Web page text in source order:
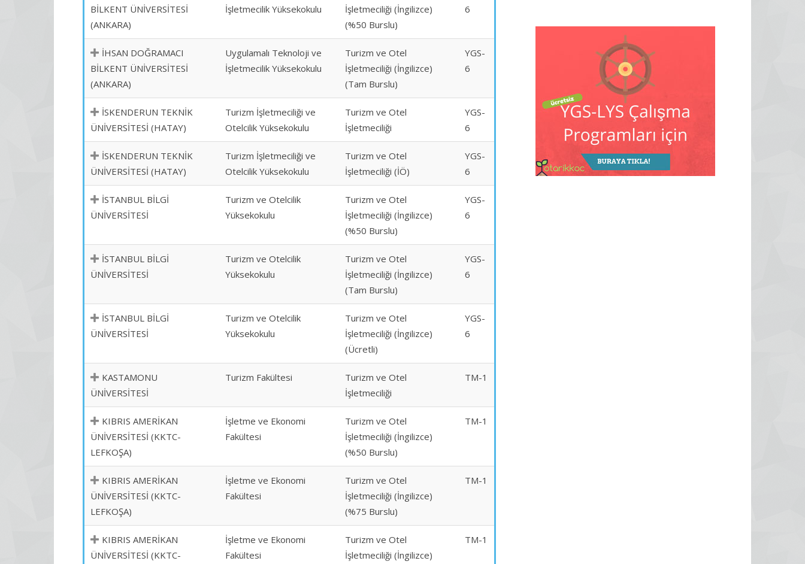
BİLKENT ÜNİVERSİTESİ
(ANKARA)
İşletmecilik Yüksekokulu
İşletmeciliği (İngilizce)
(%50 Burslu)
6
İHSAN DOĞRAMACI
BİLKENT ÜNİVERSİTESİ
(ANKARA)
Uygulamalı Teknoloji ve
İşletmecilik Yüksekokulu
Turizm ve Otel
İşletmeciliği (İngilizce)
(Tam Burslu)
YGS-
6
İSKENDERUN TEKNİK
ÜNİVERSİTESİ (HATAY)
Turizm İşletmeciliği ve
Otelcilik Yüksekokulu
Turizm ve Otel
İşletmeciliği
YGS-
6
İSKENDERUN TEKNİK
ÜNİVERSİTESİ (HATAY)
Turizm İşletmeciliği ve
Otelcilik Yüksekokulu
Turizm ve Otel
İşletmeciliği (İÖ)
YGS-
6
İSTANBUL BİLGİ
ÜNİVERSİTESİ
Turizm ve Otelcilik
Yüksekokulu
Turizm ve Otel
İşletmeciliği (İngilizce)
(%50 Burslu)
YGS-
6
İSTANBUL BİLGİ
ÜNİVERSİTESİ
Turizm ve Otelcilik
Yüksekokulu
Turizm ve Otel
İşletmeciliği (İngilizce)
(Tam Burslu)
YGS-
6
İSTANBUL BİLGİ
ÜNİVERSİTESİ
Turizm ve Otelcilik
Yüksekokulu
Turizm ve Otel
İşletmeciliği (İngilizce)
(Ücretli)
YGS-
6
KASTAMONU
ÜNİVERSİTESİ
Turizm Fakültesi
Turizm ve Otel
İşletmeciliği
TM-1
KIBRIS AMERİKAN
ÜNİVERSİTESİ (KKTC-
LEFKOŞA)
İşletme ve Ekonomi
Fakültesi
Turizm ve Otel
İşletmeciliği (İngilizce)
(%50 Burslu)
TM-1
KIBRIS AMERİKAN
ÜNİVERSİTESİ (KKTC-
LEFKOŞA)
İşletme ve Ekonomi
Fakültesi
Turizm ve Otel
İşletmeciliği (İngilizce)
(%75 Burslu)
TM-1
KIBRIS AMERİKAN
ÜNİVERSİTESİ (KKTC-
İşletme ve Ekonomi
Fakültesi
Turizm ve Otel
İşletmeciliği (İngilizce)
TM-1